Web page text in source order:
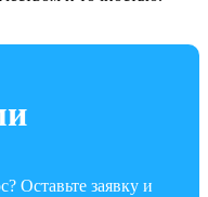
Оставьте заявку и